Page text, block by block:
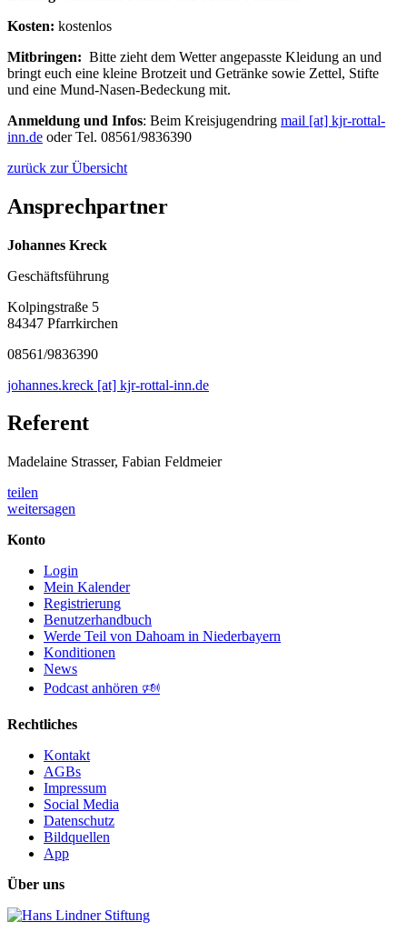
Kosten: kostenlos
Mitbringen: Bitte zieht dem Wetter angepasste Kleidung an und
bringt euch eine kleine Brotzeit und Getränke sowie Zettel, Stifte
und eine Mund-Nasen-Bedeckung mit.
Anmeldung und Infos: Beim Kreisjugendring mail [at] kjr-rottal-
inn.de oder Tel. 08561/9836390
zurück zur Übersicht
Ansprechpartner
Johannes Kreck
Geschäftsführung
Kolpingstraße 5
84347 Pfarrkirchen
08561/9836390
johannes.kreck [at] kjr-rottal-inn.de
Referent
Madelaine Strasser, Fabian Feldmeier
teilen
weitersagen
Konto
Login
Mein Kalender
Registrierung
Benutzerhandbuch
Werde Teil von Dahoam in Niederbayern
Konditionen
News
Podcast anhören 🕬
Rechtliches
Kontakt
AGBs
Impressum
Social Media
Datenschutz
Bildquellen
App
Über uns